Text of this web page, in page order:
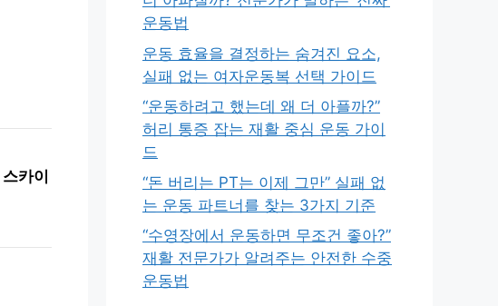
카이
운동법
운동 효율을 결정하는 숨겨진 요소,
실패 없는 여자운동복 선택 가이드
“운동하려고 했는데 왜 더 아플까?”
허리 통증 잡는 재활 중심 운동 가이
드
“돈 버리는 PT는 이제 그만” 실패 없
는 운동 파트너를 찾는 3가지 기준
“수영장에서 운동하면 무조건 좋아?”
재활 전문가가 알려주는 안전한 수중
운동법